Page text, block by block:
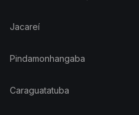
Jacareí
Pindamonhangaba
Caraguatatuba